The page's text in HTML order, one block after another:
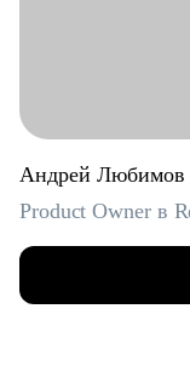
Андрей Любимов
Product Owner в